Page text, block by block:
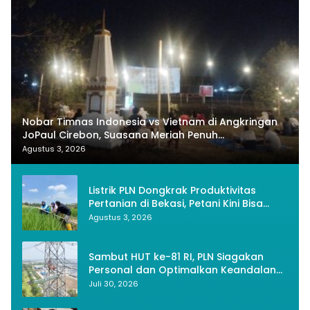
Nobar Timnas Indonesia vs Vietnam di Angkringan
JoPaul Cirebon, Suasana Meriah Penuh
Nasionalisme
Agustus 3, 2026
Listrik PLN Dongkrak Produktivitas
Pertanian di Bekasi, Petani Kini Bisa
Panen Tiga Kali Setahun
Agustus 3, 2026
Sambut HUT ke-81 RI, PLN Siagakan
Personal dan Optimalkan Keandalan
Instalasi Transmisi
Juli 30, 2026